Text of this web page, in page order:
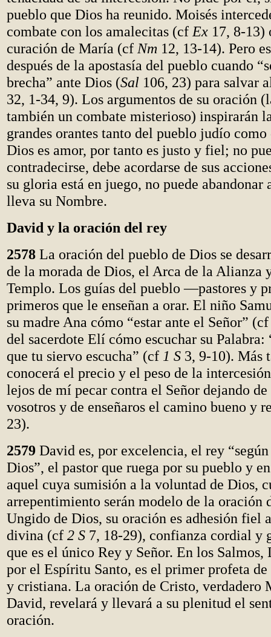
pueblo que Dios ha reunido. Moisés
combate con los amalecitas (cf Ex 17, 8-13)
curación de María (cf Nm 12, 13-14). Pero
después de la apostasía del pueblo cuando
brecha” ante Dios (Sal 106, 23) para salvar
32, 1-34, 9). Los argumentos de su oración
también un combate misterioso) inspirarán
grandes orantes tanto del pueblo judío
Dios es amor, por tanto es justo y fiel; no
contradecirse, debe acordarse de sus
su gloria está en juego, no puede abandonar
lleva su Nombre.
David y la oración del rey
2578 La oración del pueblo de Dios se
de la morada de Dios, el Arca de la Alianza
Templo. Los guías del pueblo —pastores y
primeros que le enseñan a orar. El niño
su madre Ana cómo “estar ante el Señor”
del sacerdote Elí cómo escuchar su Palabra:
que tu siervo escucha” (cf 1 S 3, 9-10). Más
conocerá el precio y el peso de la
lejos de mí pecar contra el Señor dejando
vosotros y de enseñaros el camino bueno y
23).
2579 David es, por excelencia, el rey
Dios”, el pastor que ruega por su pueblo y
aquel cuya sumisión a la voluntad de Dios,
arrepentimiento serán modelo de la oración
Ungido de Dios, su oración es adhesión fiel
divina (cf 2 S 7, 18-29), confianza cordial y
que es el único Rey y Señor. En los
por el Espíritu Santo, es el primer profeta
y cristiana. La oración de Cristo, verdadero
David, revelará y llevará a su plenitud el
oración.